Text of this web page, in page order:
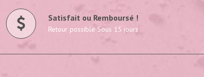
Satisfait ou Remboursé !
Retour possible Sous 15 jours